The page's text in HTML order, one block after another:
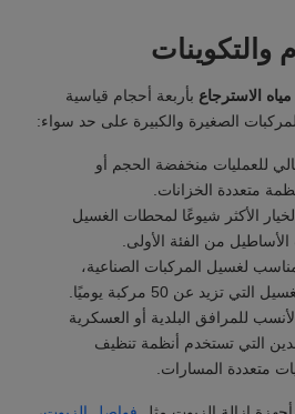
والتكوينات
الاسترجاع بأربعة أحجام قياسية
الصغيرة والكبيرة على حد سواء:
للعمليات منخفضة الحجم أو
متعددة الخزانات.
الأكثر شيوعًا لمحطات الغسيل
من الفئة الأولى.
لغسيل المركبات الصناعية،
تزيد عن 50 مركبة يوميًا.
للمرافق البلدية أو العسكرية
التي تستخدم أنظمة تنظيف
متعددة المسارات.